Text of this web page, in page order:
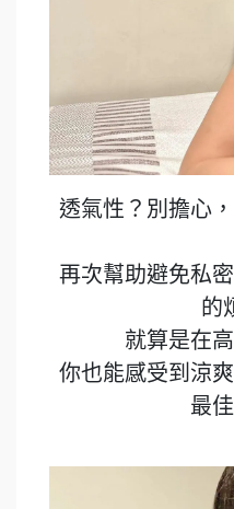
透氣性？別擔心
再次幫助避免私
的
就算是在
你也能感受到涼
最